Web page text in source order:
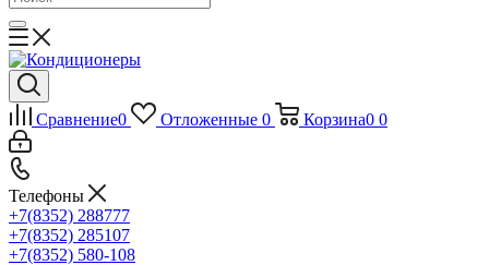
Сравнение0 Отложенные 0 Корзина0 0
Телефоны
+7(8352) 288777
+7(8352) 285107
+7(8352) 580-108